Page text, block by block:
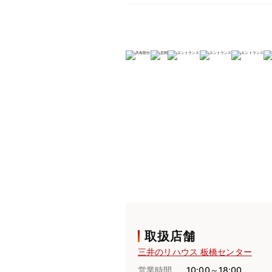
取扱店舗
三井のリハウス 板橋センター
営業時間
10:00～18:00